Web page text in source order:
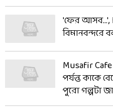
'ফের আসব...',
বিমানবন্দরে
Musafir Cafe
পর্যন্ত কাকে
পুরো গল্পটা